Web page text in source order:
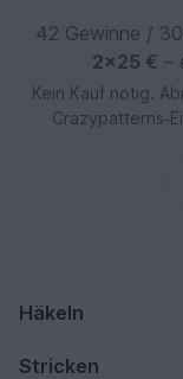
42 Gewinne /
2×25 € –
Kein Kauf nötig.
Häkeln
Stricken